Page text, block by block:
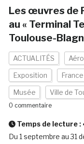
Les œuvres de
au « Terminal
Toulouse-
ACTUALITÉS
Exposition France
Musée Ville de
0 commentaire
Temps de lecture :
Du 1 septembre au 31